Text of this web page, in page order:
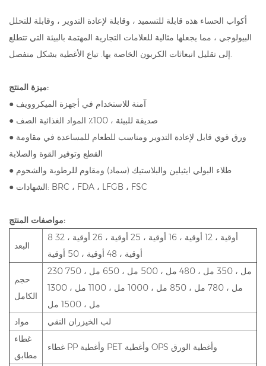
أكواب الحساء هذه قابلة للتسميد ، وقابلة لإعادة التدوير ، وقابلة للتحلل
البيولوجي ، مما يجعلها مثالية للعلامات التجارية المهتمة بالبيئة التي تتطلع
إلى تقليل انبعاثات الكربون الخاصة بها. تباع الأغطية بشكل منفصل.
ميزة المنتج:
● آمنة للاستخدام في أجهزة الميكروويف
● صديقة للبيئة ، 100٪ المواد الغذائية الصف
● ورق قوي قابل لإعادة التدوير ومناسب للطعام للمساعدة في مقاومة
القطع وتوفير القوة والصلابة
● طلاء البولي ايثيلين والبلاستيك (سماد) ومقاوم للرطوبة والشحوم
● الشهادات: BRC ، FDA ، LFGB ، FSC
مواصفات المنتج:
البعد
8 أوقية ، 12 أوقية ، 16 أوقية ، 25 أوقية ، 26 أوقية ، 32
أوقية ، 48 أوقية ، 50 أوقية
حجم
الكامل
230 مل ، 350 مل ، 480 مل ، 500 مل ، 650 مل ، 750
مل ، 780 مل ، 850 مل ، 1000 مل ، 1100 مل ، 1300
مل ، 1500 مل
مواد
لب الخيزران النقي
غطاء
مطابق
غطاء PP وأغطية PET وأغطية OPS وأغطية الورق